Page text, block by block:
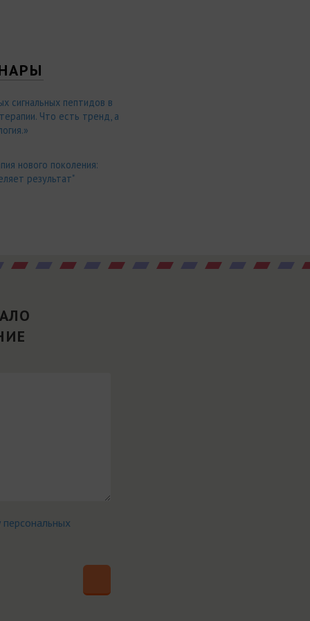
сигнальных пептидов в
Что есть тренд, а
нового поколения:
результат"